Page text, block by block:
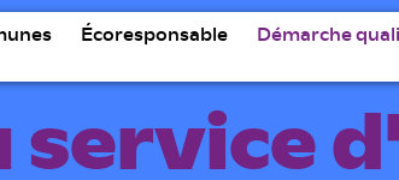
Écoresponsable Démarche
service